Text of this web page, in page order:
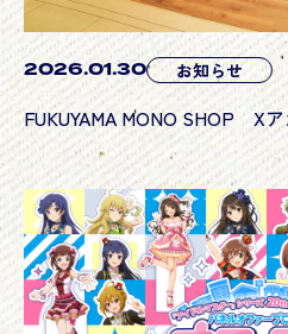
2026.01.30 お知らせ
FUKUYAMA MONO SHOP X